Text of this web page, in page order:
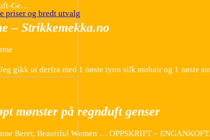
priser og bredt utvalg
Ge…
– Strikkemekka.no
gikk ut derfra med 1 nøste tynn silk mohair og 1 nøste
mønster på regnduft genser
Beret, Beautiful Women … OPPSKRIFT –